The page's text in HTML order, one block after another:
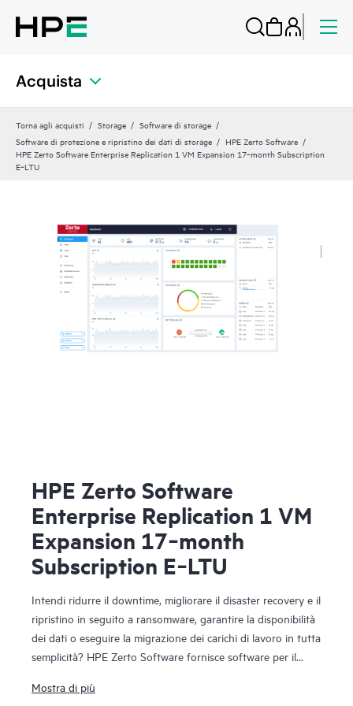
Acquista
Torna agli acquisti Storage
Software di storage
Software di protezione e ripristino dei dati di storage
HPE Zerto Software
HPE Zerto Software Enterprise Replication 1 VM Expansion 17‑month Subscription
E‑LTU
HPE Zerto Software
Enterprise Replication 1 VM
Expansion 17‑month
Subscription E‑LTU
Intendi ridurre il downtime, migliorare il disaster recovery e il
ripristino in seguito a ransomware, garantire la disponibilità
dei dati o eseguire la migrazione dei carichi di lavoro in tutta
semplicità? HPE Zerto Software fornisce software per il
carichi di lavoro in ambienti virtualizzati e cloud. HPE Zerto
Mostra di più